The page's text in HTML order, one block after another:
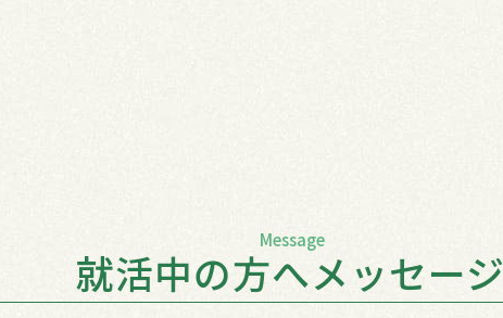
Message
就活中の方へメッセージ